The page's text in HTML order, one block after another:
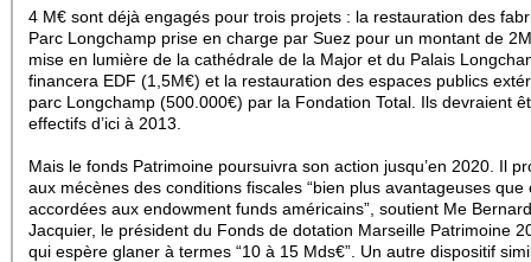
4 M€ sont déjà engagés pour trois projets : la restauration des
Parc Longchamp prise en charge par Suez pour un montant de
mise en lumière de la cathédrale de la Major et du Palais
financera EDF (1,5M€) et la restauration des espaces publics
parc Longchamp (500.000€) par la Fondation Total. Ils devraient
effectifs d’ici à 2013.
Mais le fonds Patrimoine poursuivra son action jusqu’en 2020. Il
aux mécènes des conditions fiscales “bien plus avantageuses que
accordées aux endowment funds américains”, soutient Me Bernard
Jacquier, le président du Fonds de dotation Marseille Patrimoine
qui espère glaner à termes “10 à 15 Mds€”. Un autre dispositif